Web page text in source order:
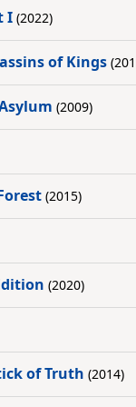
I (2022)
of Kings
(2009)
(2015)
(2020)
of Truth (2014)